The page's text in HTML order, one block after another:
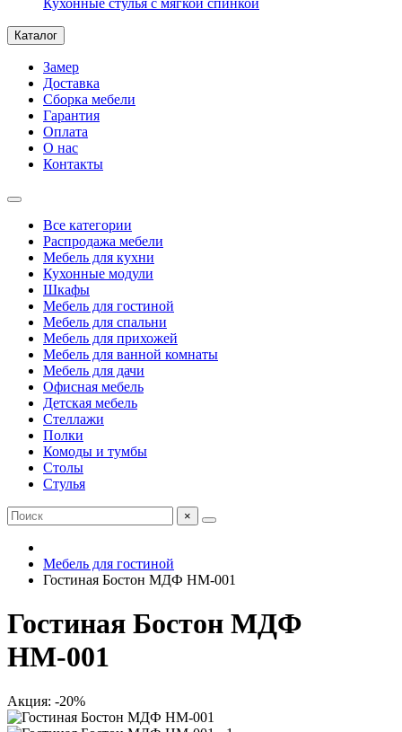
Кухонные стулья с мягкой спинкой
Каталог
Замер
Доставка
Сборка мебели
Гарантия
Оплата
О нас
Контакты
Все категории
Распродажа мебели
Мебель для кухни
Кухонные модули
Шкафы
Мебель для гостиной
Мебель для спальни
Мебель для прихожей
Мебель для ванной комнаты
Мебель для дачи
Офисная мебель
Детская мебель
Стеллажи
Полки
Комоды и тумбы
Столы
Стулья
×
Мебель для гостиной
Гостиная Бостон МДФ НМ-001
Гостиная Бостон МДФ
НМ-001
Акция: -20%